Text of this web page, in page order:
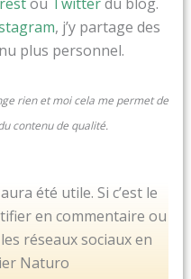
, j’y partage des
plus personnel.
rien et moi cela me permet de
contenu de qualité.
été utile. Si c’est le
en commentaire ou
réseaux sociaux en
Naturo